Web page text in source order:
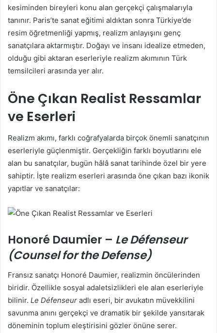
kesiminden bireyleri konu alan gerçekçi çalışmalarıyla
tanınır. Paris’te sanat eğitimi aldıktan sonra Türkiye’de
resim öğretmenliği yapmış, realizm anlayışını genç
sanatçılara aktarmıştır. Doğayı ve insanı idealize etmeden,
olduğu gibi aktaran eserleriyle realizm akımının Türk
temsilcileri arasında yer alır.
Öne Çıkan Realist Ressamlar
ve Eserleri
Realizm akımı, farklı coğrafyalarda birçok önemli sanatçının
eserleriyle güçlenmiştir. Gerçekliğin farklı boyutlarını ele
alan bu sanatçılar, bugün hâlâ sanat tarihinde özel bir yere
sahiptir. İşte realizm eserleri arasında öne çıkan bazı ikonik
yapıtlar ve sanatçılar:
Honoré Daumier – Le Défenseur
(Counsel for the Defense)
Fransız sanatçı Honoré Daumier, realizmin öncülerinden
biridir. Özellikle sosyal adaletsizlikleri ele alan eserleriyle
bilinir. Le Défenseur adlı eseri, bir avukatın müvekkilini
savunma anını gerçekçi ve dramatik bir şekilde yansıtarak
döneminin toplum eleştirisini gözler önüne serer.